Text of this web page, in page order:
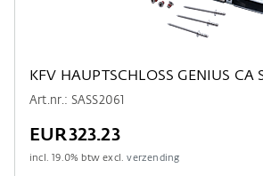
KFV HAUPTSCHLOSS GENIUS
Art.nr.: SASS2061
EUR323.23
incl.19.0% btw excl.verzending